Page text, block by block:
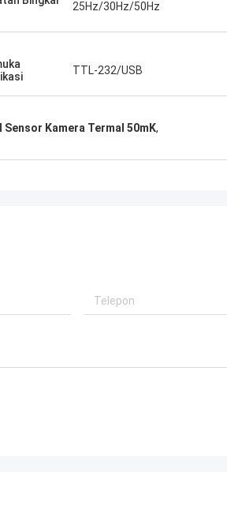
25Hz/30Hz/50Hz
TTL-232/USB
Sensor Kamera Termal 50mK,